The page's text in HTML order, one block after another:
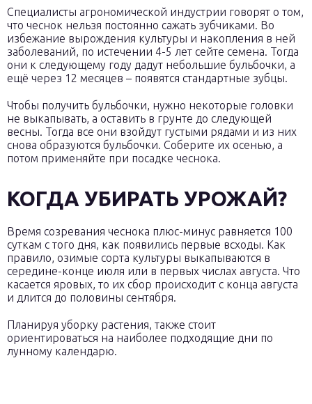
Специалисты агрономической индустрии говорят о том,
что чеснок нельзя постоянно сажать зубчиками. Во
избежание вырождения культуры и накопления в ней
заболеваний, по истечении 4-5 лет сейте семена. Тогда
они к следующему году дадут небольшие бульбочки, а
ещё через 12 месяцев – появятся стандартные зубцы.
Чтобы получить бульбочки, нужно некоторые головки
не выкапывать, а оставить в грунте до следующей
весны. Тогда все они взойдут густыми рядами и из них
снова образуются бульбочки. Соберите их осенью, а
потом применяйте при посадке чеснока.
КОГДА УБИРАТЬ УРОЖАЙ?
Время созревания чеснока плюс-минус равняется 100
суткам с того дня, как появились первые всходы. Как
правило, озимые сорта культуры выкапываются в
середине-конце июля или в первых числах августа. Что
касается яровых, то их сбор происходит с конца августа
и длится до половины сентября.
Планируя уборку растения, также стоит
ориентироваться на наиболее подходящие дни по
лунному календарю.